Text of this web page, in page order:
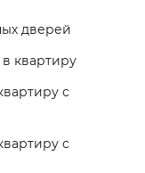
дверей
квартиру
с
с